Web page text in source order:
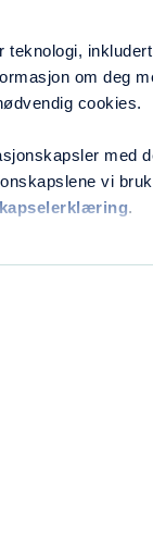
teknologi, inkludert
om deg
cookies.
med
vi
.